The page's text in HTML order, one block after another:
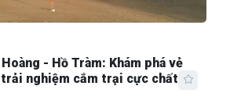
- Hồ Tràm: Khám phá vẻ
trải nghiệm cắm trại cực chất